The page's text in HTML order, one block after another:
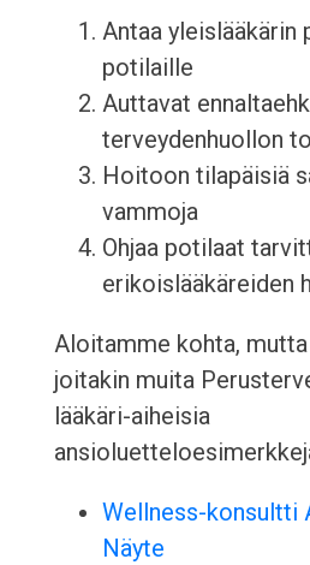
Antaa yleislääkärin
potilaille
Auttavat
terveydenhuollon
Hoitoon tilapäisiä
vammoja
Ohjaa potilaat
erikoislääkäreiden
Aloitamme kohta,
joitakin muita
lääkäri-aiheisia
Wellness-konsultti
Näyte